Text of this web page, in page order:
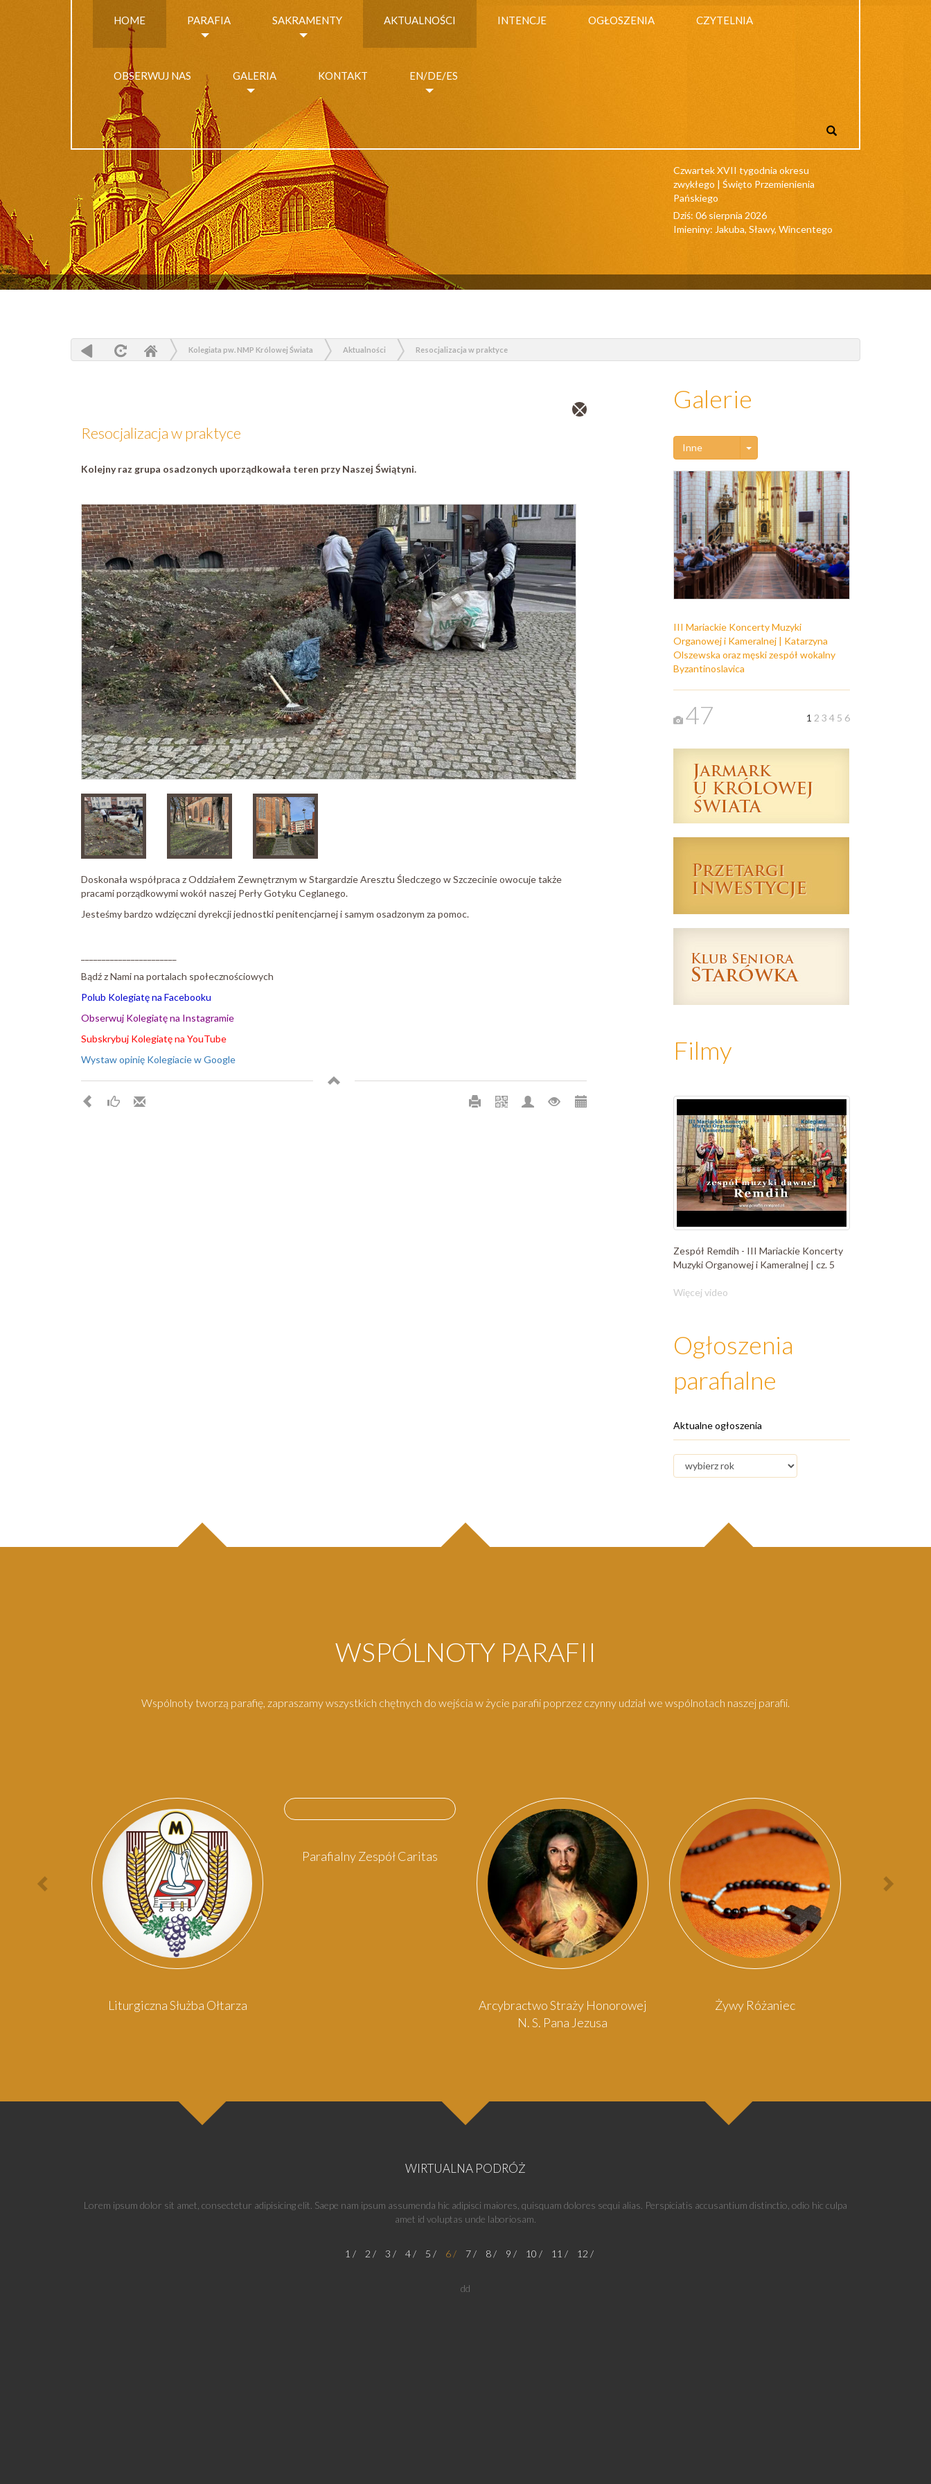
HOME PARAFIA SAKRAMENTY AKTUALNOŚCI INTENCJE OGŁOSZENIA CZYTELNIA
OBSERWUJ NAS GALERIA KONTAKT EN/DE/ES
Czwartek XVII tygodnia okresu
zwykłego | Święto Przemienienia
Pańskiego
Dziś: 06 sierpnia 2026
Imieniny: Jakuba, Sławy, Wincentego
Kolegiata pw. NMP Królowej Świata Aktualności Resocjalizacja w praktyce
Zamknij
Resocjalizacja w praktyce
Kolejny raz grupa osadzonych uporządkowała teren przy Naszej Świątyni.
Doskonała współpraca z Oddziałem Zewnętrznym w Stargardzie Aresztu Śledczego w Szczecinie owocuje także
pracami porządkowymi wokół naszej Perły Gotyku Ceglanego.
Jesteśmy bardzo wdzięczni dyrekcji jednostki penitencjarnej i samym osadzonym za pomoc.
Bądź z Nami na portalach społecznościowych
Polub Kolegiatę na Facebooku
Obserwuj Kolegiatę na Instagramie
Subskrybuj Kolegiatę na YouTube
Wystaw opinię Kolegiacie w Google
Galerie
Inne Toggle Dropdown
III Mariackie Koncerty Muzyki
Organowej i Kameralnej | Katarzyna
Olszewska oraz męski zespół wokalny
Byzantinoslavica
47 1 2 3 4 5 6
Filmy
Zespół Remdih - III Mariackie Koncerty
Muzyki Organowej i Kameralnej | cz. 5
Więcej video
Ogłoszenia
parafialne
Aktualne ogłoszenia
WSPÓLNOTY PARAFII
Wspólnoty tworzą parafię, zapraszamy wszystkich chętnych do wejścia w życie parafii poprzez czynny udział we wspólnotach naszej parafii.
Poprzednia
osoba
Liturgiczna Służba Ołtarza
Parafialny Zespół Caritas
Arcybractwo Straży Honorowej
N. S. Pana Jezusa
Żywy Różaniec
WIRTUALNA PODRÓŻ
Lorem ipsum dolor sit amet, consectetur adipisicing elit. Saepe nam ipsum assumenda hic adipisci maiores, quisquam dolores sequi alias. Perspiciatis accusantium distinctio, odio hic culpa
amet id voluptas unde laboriosam.
1 2 3 4 5 6 7 8 9 10 11 12
dd